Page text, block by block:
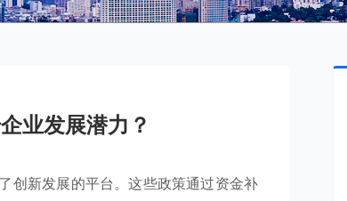
业发展潜力？
创新发展的平台。这些政策通过资金补